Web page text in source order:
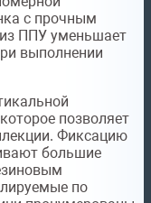
с прочным
ППУ уменьшает
выполнении
позволяет
Фиксацию
большие
по